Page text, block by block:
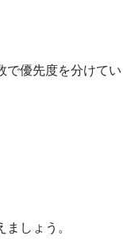
で優先度を分けてい
しょう。